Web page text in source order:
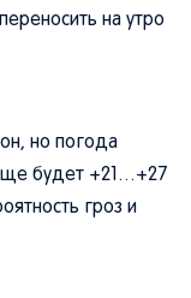
на утро
но погода
будет +21…+27
гроз и